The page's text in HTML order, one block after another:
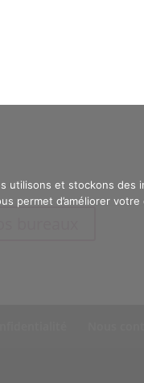
utilisons et stockons des
permet d’améliorer